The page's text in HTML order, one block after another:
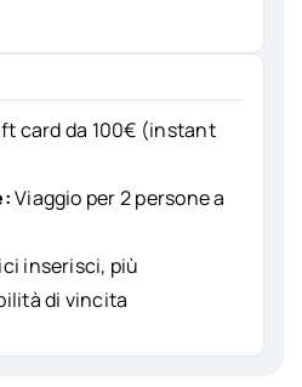
card da 100€ (instant
Viaggio per 2 persone a
inserisci, più
di vincita